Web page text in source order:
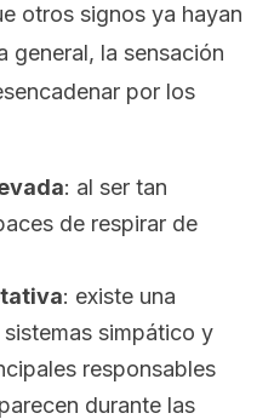
otros signos ya hayan
general, la sensación
por los
: al ser tan
de respirar de
: existe una
simpático y
responsables
durante las